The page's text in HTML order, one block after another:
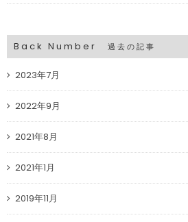
Back Number 過去の記事
2023年7月
2022年9月
2021年8月
2021年1月
2019年11月